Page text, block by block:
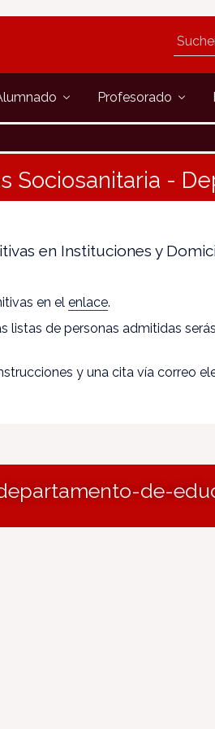
Profesorado
Sociosanitaria -
en Instituciones y
en elenlace.
listas de personas admitidas
y una cita vía correo
de-